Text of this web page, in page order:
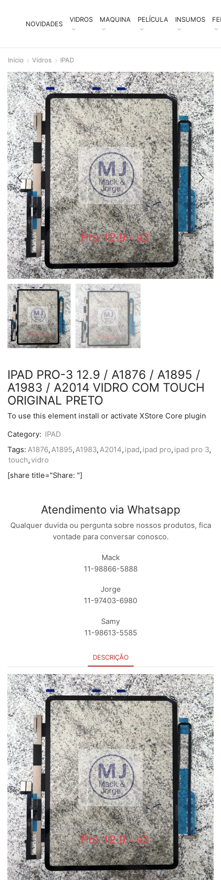
NOVIDADES
VIDROS MAQUINA PELÍCULA INSUMOS
Início Vidros IPAD
IPAD PRO-3 12.9 / A1876 / A1895 /
A1983 / A2014 VIDRO COM TOUCH
ORIGINAL PRETO
To use this element install or activate XStore Core plugin
Category: IPAD
Tags: A1876,A1895,A1983,A2014, ipad, ipad pro, ipad pro 3,
touch,vidro
[share title="Share: "]
Atendimento via Whatsapp
Qualquer duvida ou pergunta sobre nossos produtos, fica
vontade para conversar conosco.
Mack
11-98866-5888
Jorge
11-97403-6980
Samy
11-98613-5585
DESCRIÇÃO